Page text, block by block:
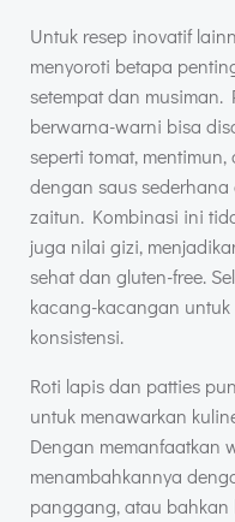
Untuk resep inovatif
menyoroti betapa
setempat dan
berwarna-warni bisa
seperti tomat,
dengan saus
zaitun. Kombinasi ini
juga nilai gizi,
sehat dan gluten-free.
kacang-kacangan
konsistensi.
Roti lapis dan patties
untuk menawarkan
Dengan memanfaatkan
menambahkannya
panggang, atau